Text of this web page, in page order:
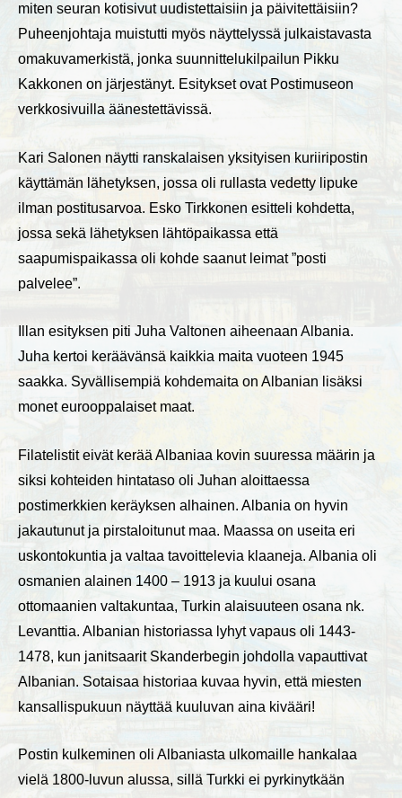
miten seuran kotisivut uudistettaisiin ja päivitettäisiin?
Puheenjohtaja muistutti myös näyttelyssä julkaistavasta
omakuvamerkistä, jonka suunnittelukilpailun Pikku
Kakkonen on järjestänyt. Esitykset ovat Postimuseon
verkkosivuilla äänestettävissä.
Kari Salonen näytti ranskalaisen yksityisen kuriiripostin
käyttämän lähetyksen, jossa oli rullasta vedetty lipuke
ilman postitusarvoa. Esko Tirkkonen esitteli kohdetta,
jossa sekä lähetyksen lähtöpaikassa että
saapumispaikassa oli kohde saanut leimat ”posti
palvelee”.
Illan esityksen piti Juha Valtonen aiheenaan Albania.
Juha kertoi keräävänsä kaikkia maita vuoteen 1945
saakka. Syvällisempiä kohdemaita on Albanian lisäksi
monet eurooppalaiset maat.
Filatelistit eivät kerää Albaniaa kovin suuressa määrin ja
siksi kohteiden hintataso oli Juhan aloittaessa
postimerkkien keräyksen alhainen. Albania on hyvin
jakautunut ja pirstaloitunut maa. Maassa on useita eri
uskontokuntia ja valtaa tavoittelevia klaaneja. Albania oli
osmanien alainen 1400 – 1913 ja kuului osana
ottomaanien valtakuntaa, Turkin alaisuuteen osana nk.
Levanttia. Albanian historiassa lyhyt vapaus oli 1443-
1478, kun janitsaarit Skanderbegin johdolla vapauttivat
Albanian. Sotaisaa historiaa kuvaa hyvin, että miesten
kansallispukuun näyttää kuuluvan aina kivääri!
Postin kulkeminen oli Albaniasta ulkomaille hankalaa
vielä 1800-luvun alussa, sillä Turkki ei pyrkinytkään